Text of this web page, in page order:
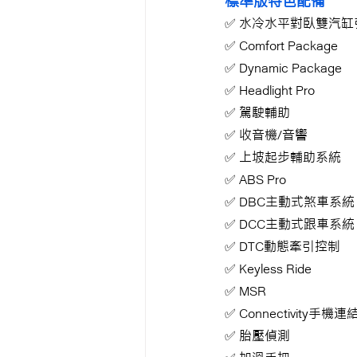
✅ 水冷水平對臥雙汽缸
✅ Comfort Package
✅ Dynamic Package
✅ Headlight Pro
✅ 駕駛輔助
✅ 收音機/音響
✅ 上坡起步輔助系統
✅ ABS Pro
✅ DBC主動式煞車系統
✅ DCC主動式跟車系統
✅ DTC動態牽引控制
✅ Keyless Ride
✅ MSR
✅ Connectivity手機連
✅ 胎壓偵測